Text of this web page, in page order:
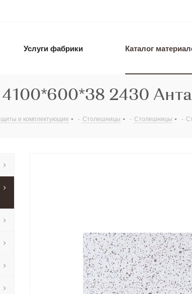
Услуги фабрики Каталог
2430
и комплектующие - Столешницы - Столешницы -